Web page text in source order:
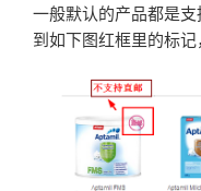
一般默认的产品都是
到如下图红框里的标